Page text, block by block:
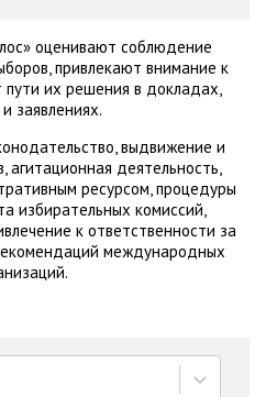
оценивают соблюдение
привлекают внимание к
их решения в докладах,
заявлениях.
выдвижение и
агитационная деятельность,
ресурсом, процедуры
избирательных комиссий,
к ответственности за
международных